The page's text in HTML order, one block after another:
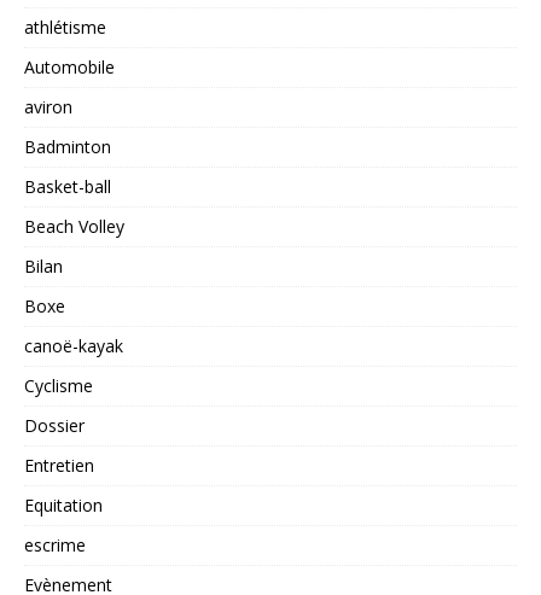
athlétisme
Automobile
aviron
Badminton
Basket-ball
Beach Volley
Bilan
Boxe
canoë-kayak
Cyclisme
Dossier
Entretien
Equitation
escrime
Evènement